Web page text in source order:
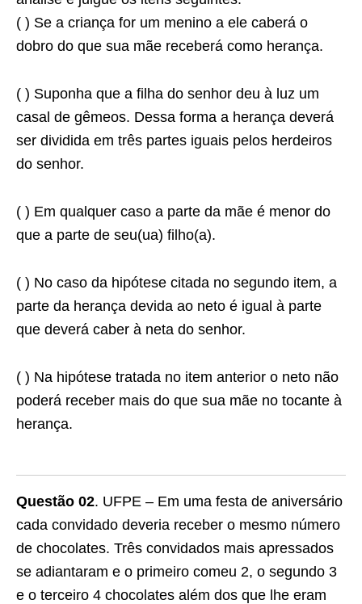
( ) Se a criança for um menino a ele caberá o
dobro do que sua mãe receberá como herança.
( ) Suponha que a filha do senhor deu à luz um
casal de gêmeos. Dessa forma a herança deverá
ser dividida em três partes iguais pelos herdeiros
do senhor.
( ) Em qualquer caso a parte da mãe é menor do
que a parte de seu(ua) filho(a).
( ) No caso da hipótese citada no segundo item, a
parte da herança devida ao neto é igual à parte
que deverá caber à neta do senhor.
( ) Na hipótese tratada no item anterior o neto não
poderá receber mais do que sua mãe no tocante à
herança.
Questão 02. UFPE – Em uma festa de aniversário
cada convidado deveria receber o mesmo número
de chocolates. Três convidados mais apressados
se adiantaram e o primeiro comeu 2, o segundo 3
e o terceiro 4 chocolates além dos que lhe eram